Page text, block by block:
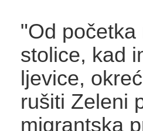
"Od
stolice, kad
ljevice,
rušiti Zeleni
migrantska